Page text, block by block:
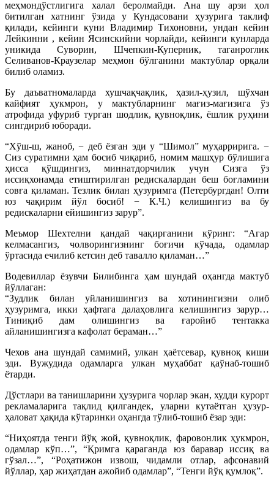
меҳмондўстлигига халал беролмайди. Ана шу арзи ҳол
битилган хатнинг ўзида у Кундасовани ҳузурига таклиф
қилади, кейинги куни Владимир Тихоновни, ундан кейин
Лейкинни , кейин Ясинскийни чорлайди, кейинги кунларда
уникида Суворин, Шчепкин-Куперник, таганроглик
Селиванов-Краузелар меҳмон бўлганини мактублар орқали
билиб оламиз.
Бу даъватномаларда хушчақчақлик, ҳазил-ҳузил, шўхчан
кайфият ҳукмрон, у мактубларнинг мағиз-мағизига ўз
атрофида уфуриб турган шодлик, қувноқлик, ёшлик руҳини
сингдириб юборади.
“Хўш-ш, жаноб, − деб ёзган эди у “Шимол” муҳарририга. −
Сиз суратимни ҳам босиб чиқариб, номим машҳур бўлишига
ҳисса қўшдингиз, миннатдорчилик учун Сизга ўз
иссиқхонамда етиштирилган редискалардан беш боғламини
совға қиламан. Тезлик билан ҳузуримга (Петербургдан! Олти
юз чақирим йўл босиб! − К.Ч.) келишингиз ва бу
редискаларни ейишингиз зарур”.
Меъмор Шехтелни қандай чақирганини кўринг: “Агар
келмасангиз, чолворингизнинг боғичи кўчада, одамлар
ўртасида ечилиб кетсин деб тавалло қиламан…”
Водевиллар ёзувчи Билибинга ҳам шундай оҳангда мактуб
йўллаган:
“Зудлик билан уйланишингиз ва хотинингизни олиб
ҳузуримга, икки ҳафтага далаҳовлига келишингиз зарур…
Тиниқиб дам олишингиз ва ғаройиб тентакка
айланишингизга кафолат бераман…”
Чехов ана шундай самимий, улкан ҳаётсевар, қувноқ киши
эди. Вужудида одамларга улкан муҳаббат қаўнаб-тошиб
ётарди.
Дўстлари ва танишларини ҳузурига чорлар экан, худди курорт
рекламаларига тақлид қилгандек, уларни кутаётган ҳузур-
ҳаловат ҳақида кўтаринки оҳангда тўлиб-тошиб ёзар эди:
“Ниҳоятда тенги йўқ жой, қувноқлик, фаровонлик ҳукмрон,
одамлар кўп…”, “Қримга қараганда юз баравар иссиқ ва
гўзал…”, “Роҳатижон извош, чидамли отлар, афсонавий
йўллар, ҳар жиҳатдан ажойиб одамлар”, “Тенги йўқ қумлоқ”.